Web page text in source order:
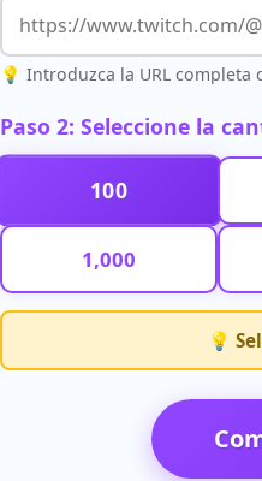
💡 Introduzca la URL completa
Paso 2: Seleccione la
100
1,000
💡